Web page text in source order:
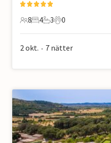
8 Gäster
8
4 Sovrum
4
3 Badrum
3
0 Husdjur
0
2 okt. • 7 nätter